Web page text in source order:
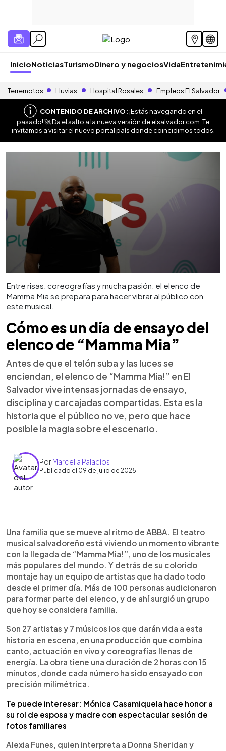
InicioNoticiasTurismoDinero y negociosVida
Terremotos Lluvias Hospital Rosales Empleos El Salvador
CONTENIDO DE ARCHIVO:¡Estás navegando en el
pasado! 🚀 Da el salto a la nueva versión deelsalvador.com . Te
invitamos a visitar el nuevo portal país donde coincidimos todos.
Entre risas, coreografías y mucha pasión, el elenco de
Mamma Mia se prepara para hacer vibrar al público con
este musical.
Cómo es un día de ensayo del
elenco de “Mamma Mia”
Antes de que el telón suba y las luces se
enciendan, el elenco de “Mamma Mia!” en El
Salvador vive intensas jornadas de ensayo,
disciplina y carcajadas compartidas. Esta es la
historia que el público no ve, pero que hace
posible la magia sobre el escenario.
PorMarcella Palacios
Publicado el 09 de julio de 2025
► Escuchar artículo
Una familia que se mueve al ritmo de ABBA. El teatro
musical salvadoreño está viviendo un momento vibrante
con la llegada de “Mamma Mia!”, uno de los musicales
más populares del mundo. Y detrás de su colorido
montaje hay un equipo de artistas que ha dado todo
desde el primer día. Más de 100 personas audicionaron
para formar parte del elenco, y de ahí surgió un grupo
que hoy se considera familia.
Son 27 artistas y 7 músicos los que darán vida a esta
historia en escena, en una producción que combina
canto, actuación en vivo y coreografías llenas de
energía. La obra tiene una duración de 2 horas con 15
minutos, donde cada número ha sido ensayado con
precisión milimétrica.
Te puede interesar: Mónica Casamiquela hace honor a
su rol de esposa y madre con espectacular sesión de
fotos familiares
Alexia Funes, quien interpreta a Donna Sheridan y